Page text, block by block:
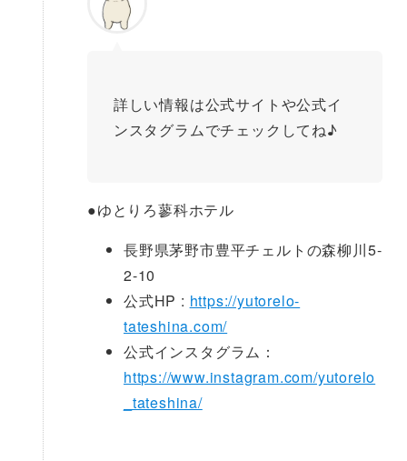
詳しい情報は公式サイトや公式イ
ンスタグラムでチェックしてね♪
●ゆとりろ蓼科ホテル
長野県茅野市豊平チェルトの森柳川5-
2-10
公式HP : https://yutorelo-
tateshina.com/
公式インスタグラム：
https://www.instagram.com/yutorelo
_tateshina/